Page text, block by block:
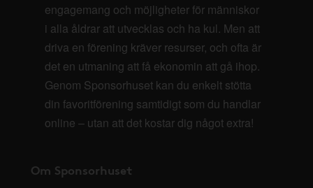
engagemang och möjligheter för människor
i alla åldrar att utvecklas och ha kul. Men att
driva en förening kräver resurser, och ofta är
det en utmaning att få ekonomin att gå ihop.
Genom Sponsorhuset kan du enkelt stötta
din favoritförening samtidigt som du handlar
online – utan att det kostar dig något extra!
Om Sponsorhuset